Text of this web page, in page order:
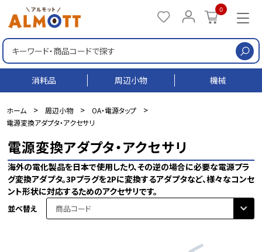
0
消耗品 周辺小物 機械
ホーム > 周辺小物 > OA・電源タップ >
電源変換アダプタ・アクセサリ
電源変換アダプタ・アクセサリ
海外の電化製品を日本で使用したり、その逆の場合に必要な電源プラ
グ変換アダプタ。3Pプラグを2Pに変換するアダプタなど、様々なコンセ
ント形状に対応するためのアクセサリです。
並べ替え